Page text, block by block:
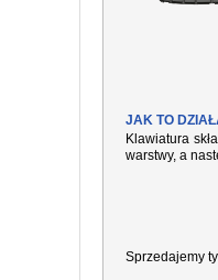
JAK TO
Klawiatura
warstwy, a
Sprzedajemy